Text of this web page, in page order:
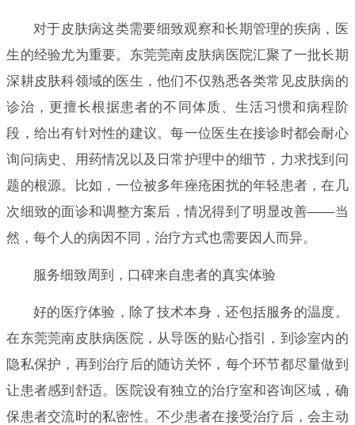
对于皮肤病这类需要细致观察和长期管理的疾病，医
生的经验尤为重要。东莞莞南皮肤病医院汇聚了一批长期
深耕皮肤科领域的医生，他们不仅熟悉各类常见皮肤病的
诊治，更擅长根据患者的不同体质、生活习惯和病程阶
段，给出有针对性的建议。每一位医生在接诊时都会耐心
询问病史、用药情况以及日常护理中的细节，力求找到问
题的根源。比如，一位被多年痤疮困扰的年轻患者，在几
次细致的面诊和调整方案后，情况得到了明显改善——当
然，每个人的病因不同，治疗方式也需要因人而异。
服务细致周到，口碑来自患者的真实体验
好的医疗体验，除了技术本身，还包括服务的温度。
在东莞莞南皮肤病医院，从导医的贴心指引，到诊室内的
隐私保护，再到治疗后的随访关怀，每个环节都尽量做到
让患者感到舒适。医院设有独立的治疗室和咨询区域，确
保患者交流时的私密性。不少患者在接受治疗后，会主动